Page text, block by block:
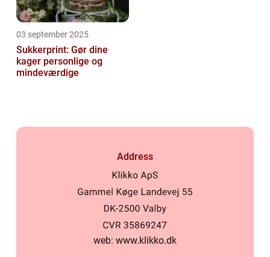
03 september 2025
Sukkerprint: Gør dine
kager personlige og
mindeværdige
Address
web: www.klikko.dk